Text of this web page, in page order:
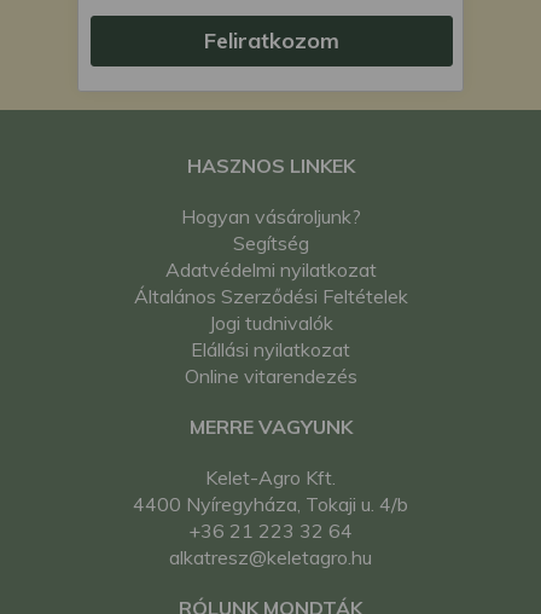
Feliratkozom
HASZNOS LINKEK
Hogyan vásároljunk?
Segítség
Adatvédelmi nyilatkozat
Általános Szerződési Feltételek
Jogi tudnivalók
Elállási nyilatkozat
Online vitarendezés
MERRE VAGYUNK
Kelet-Agro Kft.
4400 Nyíregyháza, Tokaji u. 4/b
+36 21 223 32 64
alkatresz@keletagro.hu
RÓLUNK MONDTÁK